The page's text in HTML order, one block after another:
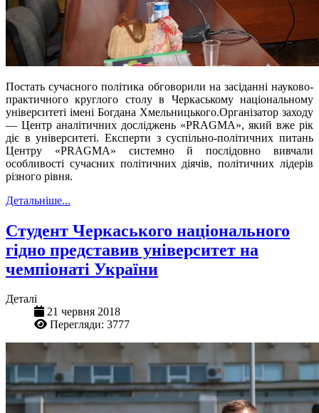
Постать сучасного політика обговорили на засіданні науково-
практичного круглого столу в Черкаському національному
університеті імені Богдана Хмельницького.Організатор заходу
— Центр аналітичних досліджень «PRAGMA», який вже рік
діє в університеті. Експерти з суспільно-політичних питань
Центру «PRAGMA» системно й послідовно вивчали
особливості сучасних політичних діячів, політичних лідерів
різного рівня.
Детальніше...
Студент Черкаського національного
гідно представив університет на
чемпіонаті України
Деталі
21 червня 2018
Перегляди: 3777